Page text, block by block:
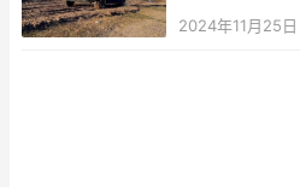
2024年11月25日